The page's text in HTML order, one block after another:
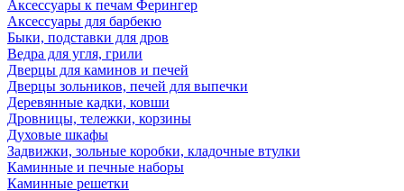
Аксессуары к печам Ферингер
Аксессуары для барбекю
Быки, подставки для дров
Ведра для угля, грили
Дверцы для каминов и печей
Дверцы зольников, печей для выпечки
Деревянные кадки, ковши
Дровницы, тележки, корзины
Духовые шкафы
Задвижки, зольные коробки, кладочные втулки
Каминные и печные наборы
Каминные решетки